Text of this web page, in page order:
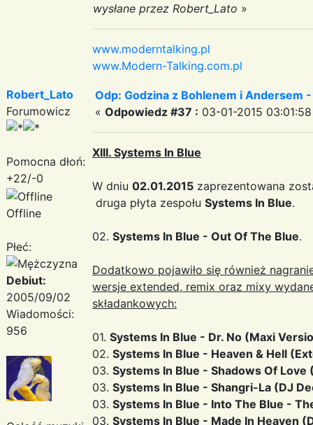
wysłane przez Robert_Lato »
www.moderntalking.pl
www.Modern-Talking.com.pl
Robert_Lato
Forumowicz
Pomocna dłoń:
+22/-0
Offline
Płeć:
Debiut:
2005/09/02
Wiadomości:
956
Odp: Godzina z Bohlenem i Andersem
« Odpowiedz #37 : 03-01-2015
XIII. Systems In Blue
W dniu 02.01.2015 zaprezentowana
druga płyta zespołu Systems In Blue.
02. Systems In Blue - Out Of The Blue.
Dodatkowo pojawiło się również
wersje extended, remix oraz mixy
składankowych:
01. Systems In Blue ‎- Dr. No (Maxi
02. Systems In Blue - Heaven & Hell
03. Systems In Blue ‎- Shadows Of Love
03. Systems In Blue ‎- Shangri-La (DJ
03. Systems In Blue ‎- Into The Blue -
03. Systems In Blue ‎- Made In Heaven